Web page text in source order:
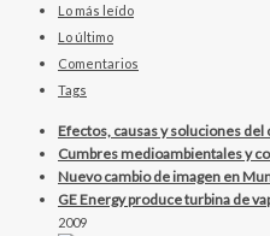
Lo más leído
Lo último
Comentarios
Tags
Efectos, causas y soluciones
Cumbres medioambientales y
Nuevo cambio de imagen en
GE Energy produce turbina de
2009